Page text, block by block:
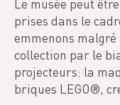
Le musée peut
prises dans le
emmenons
collection par le
projecteurs: la
briques LEGO®,